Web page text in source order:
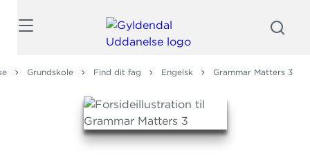
Grundskole Find dit fag Engelsk Grammar Matters 3